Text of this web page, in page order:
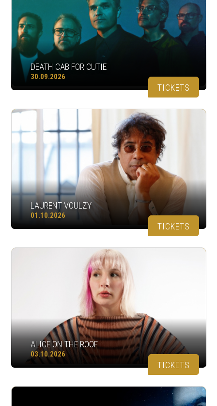
DEATH CAB FOR CUTIE
30.09.2026
TICKETS
LAURENT VOULZY
01.10.2026
TICKETS
ALICE ON THE ROOF
03.10.2026
TICKETS